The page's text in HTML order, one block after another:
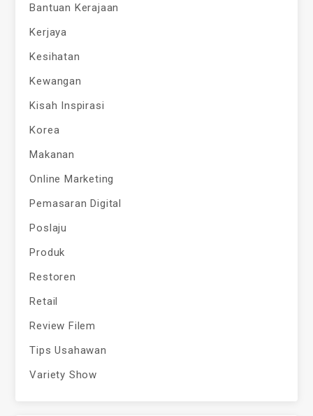
Bantuan Kerajaan
Kerjaya
Kesihatan
Kewangan
Kisah Inspirasi
Korea
Makanan
Online Marketing
Pemasaran Digital
Poslaju
Produk
Restoren
Retail
Review Filem
Tips Usahawan
Variety Show